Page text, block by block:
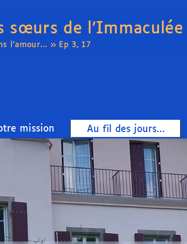
sœurs de l’Immaculée
l’amour… » Ep 3, 17
mission Au fil des jours…